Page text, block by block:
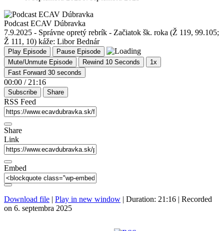
Podcast ECAV Dúbravka
7.9.2025 - Správne opretý rebrík - Začiatok šk. roka (Ž 119, 99.105;
Ž 111, 10) káže: Libor Bednár
Play Episode
Pause Episode
Mute/Unmute Episode
Rewind 10 Seconds
1x
Fast Forward 30 seconds
00:00 / 21:16
Subscribe Share
RSS Feed
Share
Link
Embed
Download file | Play in new window | Duration: 21:16 | Recorded
on 6. septembra 2025